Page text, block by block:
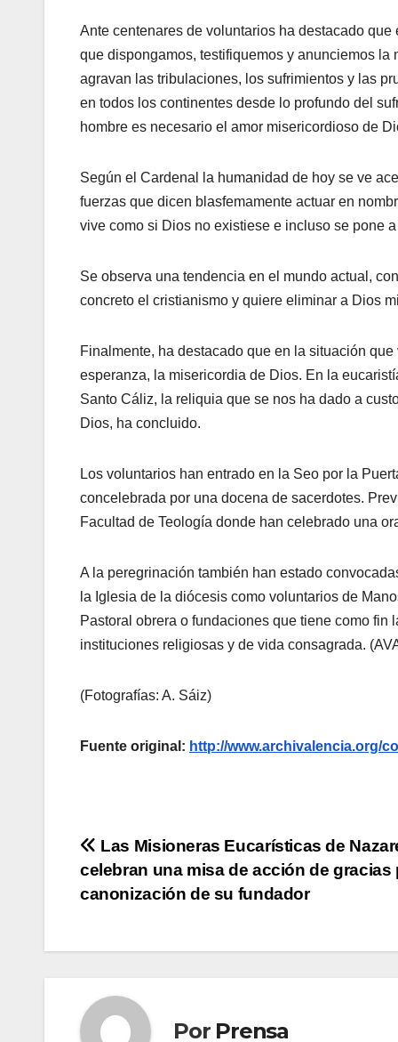
Ante centenares de voluntarios ha destacado que
que dispongamos, testifiquemos y anunciemos
agravan las tribulaciones, los sufrimientos y las
en todos los continentes desde lo profundo del
hombre es necesario el amor misericordioso de
Según el Cardenal la humanidad de hoy se ve
fuerzas que dicen blasfemamente actuar en
vive como si Dios no existiese e incluso se pone a
Se observa una tendencia en el mundo actual,
concreto el cristianismo y quiere eliminar a Dios
Finalmente, ha destacado que en la situación
esperanza, la misericordia de Dios. En la
Santo Cáliz, la reliquia que se nos ha dado a
Dios, ha concluido.
Los voluntarios han entrado en la Seo por la
concelebrada por una docena de sacerdotes.
Facultad de Teología donde han celebrado una
A la peregrinación también han estado
la Iglesia de la diócesis como voluntarios de
Pastoral obrera o fundaciones que tiene como
instituciones religiosas y de vida consagrada.
(Fotografías: A. Sáiz)
Fuente original: http://www.archivalencia.org/
Navegación
de
Las Misioneras Eucarísticas de
celebran una misa de acción de gracias
canonización de su fundador
Por Prensa